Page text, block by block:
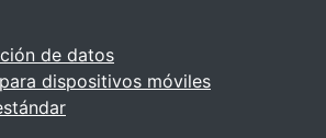
de datos
dispositivos móviles